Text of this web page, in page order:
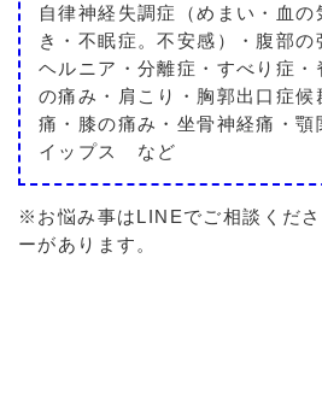
自律神経失調症（めまい・血の
き・不眠症。不安感）・腹部の
ヘルニア・分離症・すべり症・
の痛み・肩こり・胸郭出口症候
痛・膝の痛み・坐骨神経痛・顎
イップス など
※お悩み事はLINEでご相談くだ
ーがあります。